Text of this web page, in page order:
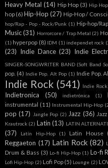
Heavy Metal (14) Hip Hop (3) Hip
hop (6) Hip-Hop (27) Hip-Hop /
hop/Rap - Pop - Rock/Punk (1) Hip-hop/
Music (31) Horrorcore / Trap Metal (2)
(1) hyperpop (8) IDM (1) independet rock
(23) Indie Dance (23) Indie
SINGER-SONGWRITER BAND (Soft Band
pop. (4) Indie Pop. Alt Pop (1) Indie Pop.
Indie Rock (541) Indie
Indietronica (50) indietrónica (1)
instrumental (11) Instrumental Hip-Hop
pop (17) Jangle Pop (2) Jazz (36)
Krautrock (2) Latin (13) LATIN
(37)
Latín Hip-Hop (1) Latin House
Reggaeton (17) Latin Rock (82)
Drum & Bass (3) Lo-fi Hip-Hop (1) Lo-fi
Lofi Hip-Hop (2) Lofi Pop (5) Lounge (2)